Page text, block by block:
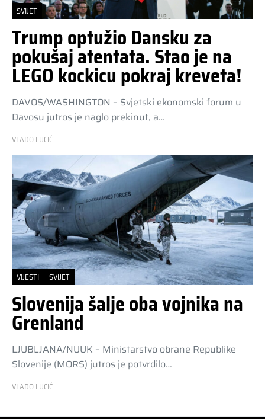
SVIJET
Trump optužio Dansku za
pokušaj atentata. Stao je na
LEGO kockicu pokraj kreveta!
DAVOS/WASHINGTON – Svjetski ekonomski forum u
Davosu jutros je naglo prekinut, a…
VLADO LUCIĆ
VIJESTI SVIJET
Slovenija šalje oba vojnika na
Grenland
LJUBLJANA/NUUK – Ministarstvo obrane Republike
Slovenije (MORS) jutros je potvrdilo…
VLADO LUCIĆ